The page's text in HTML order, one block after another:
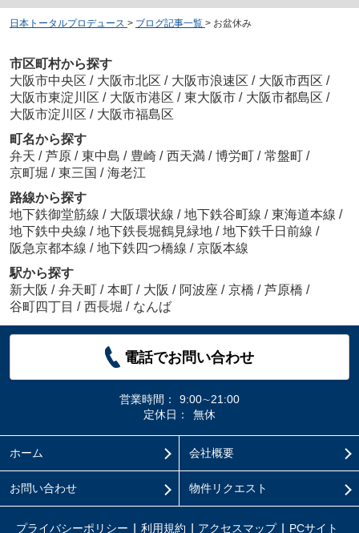
日本トータルプロデュース > ブログ記事一覧 > お盆休み
市区町村から探す
大阪市中央区 / 大阪市北区 / 大阪市浪速区 / 大阪市西区 /
大阪市東淀川区 / 大阪市港区 / 東大阪市 / 大阪市都島区 /
大阪市淀川区 / 大阪市福島区
町名から探す
弁天 / 芦原 / 東中島 / 豊崎 / 西天満 / 博労町 / 常盤町 /
京町堀 / 東三国 / 海老江
路線から探す
地下鉄御堂筋線 / 大阪環状線 / 地下鉄谷町線 / 東海道本線 /
地下鉄中央線 / 地下鉄長堀鶴見緑地 / 地下鉄千日前線 /
阪急京都本線 / 地下鉄四つ橋線 / 京阪本線
駅から探す
新大阪 / 弁天町 / 本町 / 大阪 / 阿波座 / 京橋 / 芦原橋 /
谷町四丁目 / 西長堀 / なんば
電話でお問い合わせ
営業時間：
9:00∼21:00
定休日：
無休
ホーム 会社概要
お問い合わせ 物件リクエスト
プライバシーポリシー 利用規約 アクセスマップ PCサイト